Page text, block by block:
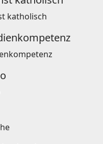
katholisch